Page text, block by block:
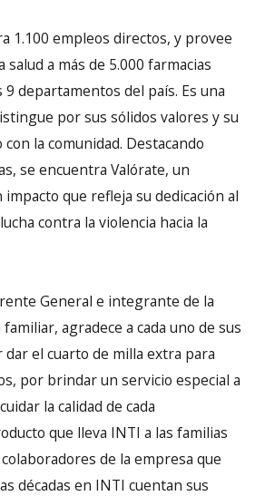
1.100 empleos directos, y provee
salud a más de 5.000 farmacias
departamentos del país. Es una
por sus sólidos valores y su
la comunidad. Destacando
se encuentra Valórate, un
que refleja su dedicación al
contra la violencia hacia la
General e integrante de la
agradece a cada uno de sus
el cuarto de milla extra para
por brindar un servicio especial a
la calidad de cada
que lleva INTI a las familias
de la empresa que
décadas en INTI cuentan sus